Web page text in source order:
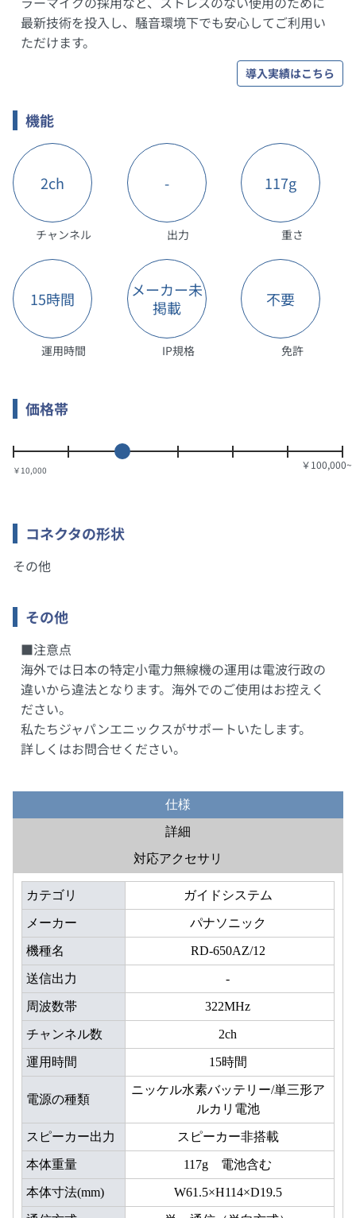
最新技術を投入し、騒音環境下でも安心してご利用い
ただけます。
導入実績はこちら
機能
2ch
チャンネル
-
出力
117g
重さ
15時間
運用時間
メーカー未
掲載
IP規格
不要
免許
価格帯
￥10,000
コネクタの形状
その他
その他
■注意点
海外では日本の特定小電力無線機の運用は電波行政の
違いから違法となります。海外でのご使用はお控えく
ださい。
私たちジャパンエニックスがサポートいたします。
詳しくはお問合せください。
仕様
詳細
対応アクセサリ
カテゴリ ガイドシステム
メーカー パナソニック
機種名 RD-650AZ/12
送信出力 -
周波数帯 322MHz
チャンネル数 2ch
運用時間 15時間
電源の種類
ニッケル水素バッテリー/単三形ア
ルカリ電池
スピーカー出力 スピーカー非搭載
本体重量 117g 電池含む
本体寸法(mm) W61.5×H114×D19.5